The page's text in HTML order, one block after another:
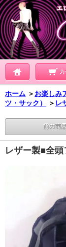
ホーム ＞ お楽しみ
ツ・サック）
＞ レ
前の商
レザー製■全